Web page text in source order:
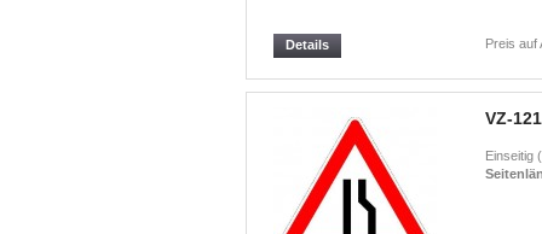
Preis auf
Details
VZ-
Einseitig